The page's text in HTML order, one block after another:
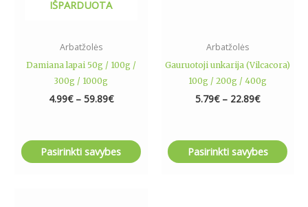
IŠPARDUOTA
Arbatžolės
Damiana lapai 50g / 100g /
300g / 1000g
4.99€ – 59.89€
Pasirinkti savybes
chosen
page
Arbatžolės
Gauruotoji unkarija (Vilcacora)
100g / 200g / 400g
5.79€ – 22.89€
Pasirinkti savybes
page